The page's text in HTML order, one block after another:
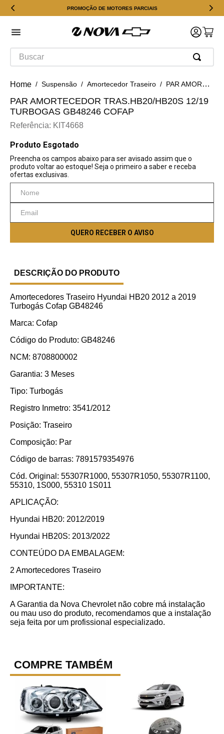
PROMOÇÃO DE MOTORES PARCIAIS
Buscar
Suspensão Amortecedor Traseiro PAR AMORTECEDOR TRAS.HB20/HB20S 12/19 TURBOGAS GB48246 COFAP
PAR AMORTECEDOR TRAS.HB20/HB20S 12/19
TURBOGAS GB48246 COFAP
Referência: KIT4668
DESCRIÇÃO DO PRODUTO
Amortecedores Traseiro Hyundai HB20 2012 a 2019
Turbogás Cofap GB48246
Marca: Cofap
Código do Produto: GB48246
NCM: 8708800002
Garantia: 3 Meses
Tipo: Turbogás
Registro Inmetro: 3541/2012
Posição: Traseiro
Composição: Par
Código de barras: 7891579354976
Cód. Original: 55307R1000, 55307R1050, 55307R1100,
55310, 1S000, 55310 1S011
APLICAÇÃO:
Hyundai HB20: 2012/2019
Hyundai HB20S: 2013/2022
CONTEÚDO DA EMBALAGEM:
2 Amortecedores Traseiro
IMPORTANTE:
A Garantia da Nova Chevrolet não cobre má instalação
ou mau uso do produto, recomendamos que a instalação
seja feita por um profissional especializado.
COMPRE TAMBÉM